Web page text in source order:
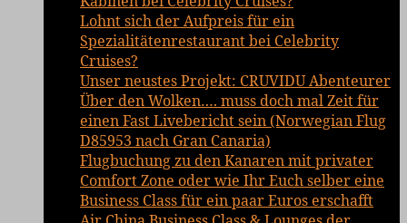
Lohnt sich der Aufpreis für ein
Spezialitätenrestaurant bei Celebrity
Cruises?
Unser neustes Projekt: CRUVIDU Abenteurer
Über den Wolken…. muss doch mal Zeit für
einen Fast Livebericht sein (Norwegian Flug
D85953 nach Gran Canaria)
Flugbuchung zu den Kanaren mit privater
Comfort Zone oder wie Ihr Euch selber eine
Business Class für ein paar Euros erschafft